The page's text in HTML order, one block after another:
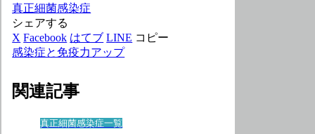
真正細菌感染症
シェアする
X Facebook はてブ LINE コピー
感染症と免疫力アップ
関連記事
真正細菌感染症一覧